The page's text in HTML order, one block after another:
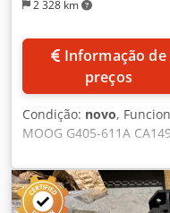
2 328 km
preços
Condição: novo,
MOOG G405-611A
CA14954020P.SEM
3,187 kW Rotação
de fabricação: 07/2007
(SEM FREIO) Grau de